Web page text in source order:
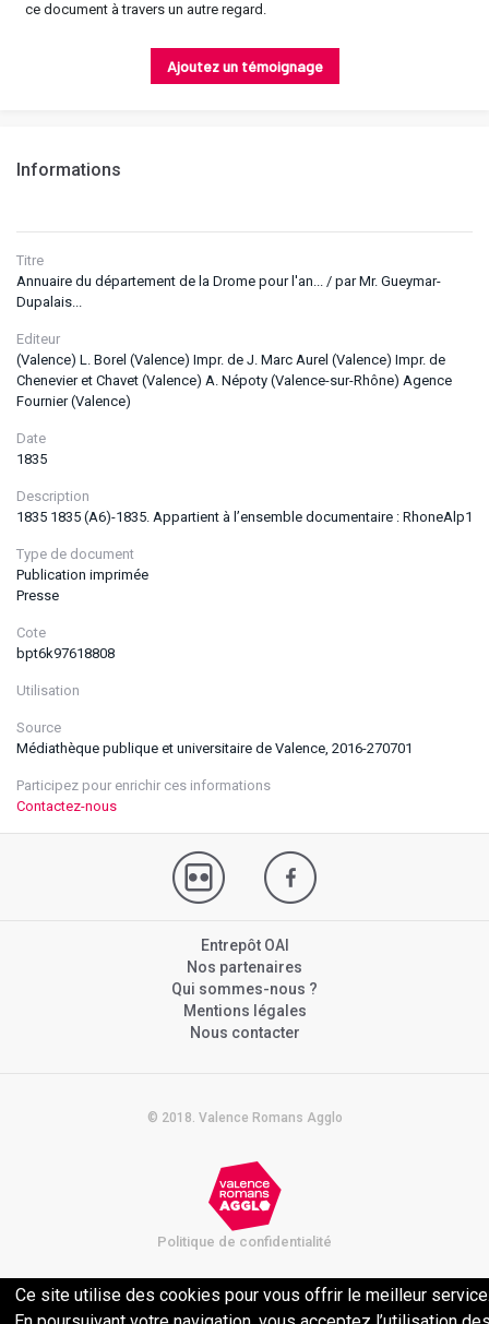
Informations
Titre
Annuaire du département de la Drome pour l'an... / par Mr. Gueymar-
Dupalais...
Editeur
(Valence) L. Borel (Valence) Impr. de J. Marc Aurel (Valence) Impr. de
Chenevier et Chavet (Valence) A. Népoty (Valence-sur-Rhône) Agence
Fournier (Valence)
Date
1835
Description
1835 1835 (A6)-1835. Appartient à l’ensemble documentaire : RhoneAlp1
Type de document
Publication imprimée
Presse
Cote
bpt6k97618808
Utilisation
Source
Médiathèque publique et universitaire de Valence, 2016-270701
Participez pour enrichir ces informations
Contactez-nous
ce document à travers un autre regard.
Ajoutez un témoignage
Entrepôt OAI
Nos partenaires
Qui sommes-nous ?
Mentions légales
Nous contacter
© 2018. Valence Romans Agglo
Politique de confidentialité
Ce site utilise des cookies pour vous offrir le meilleur